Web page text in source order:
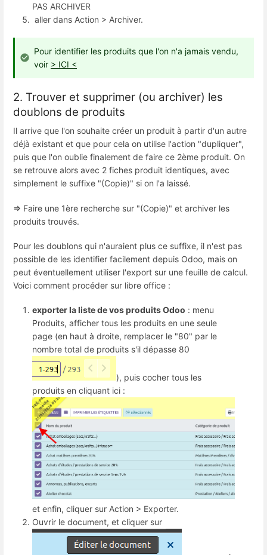
PAS ARCHIVER
aller dans Action > Archiver.
Pour identifier les produits que l'on n'a jamais vendu,
voir > ICI <
2. Trouver et supprimer (ou archiver) les
doublons de produits
Il arrive que l'on souhaite créer un produit à partir d'un autre
déjà existant et que pour cela on utilise l'action "dupliquer",
puis que l'on oublie finalement de faire ce 2ème produit. On
se retrouve alors avec 2 fiches produit identiques, avec
simplement le suffixe "(Copie)" si on l'a laissé.
=> Faire une 1ère recherche sur "(Copie)" et archiver les
produits trouvés.
Pour les doublons qui n'auraient plus ce suffixe, il n'est pas
possible de les identifier facilement depuis Odoo, mais on
peut éventuellement utiliser l'export sur une feuille de calcul.
Voici comment procéder sur libre office :
exporter la liste de vos produits Odoo : menu
Produits, afficher tous les produits en une seule
page (en haut à droite, remplacer le "80" par le
nombre total de produits s'il dépasse 80
), puis cocher tous les
produits en cliquant ici :
et enfin, cliquer sur Action > Exporter.
Ouvrir le document, et cliquer sur